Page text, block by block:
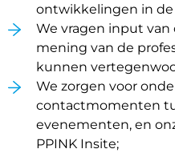
ontwikkelingen in
We vragen input van
mening van de
kunnen
We zorgen voor
contactmomenten
evenementen, en
PPINK Insite;